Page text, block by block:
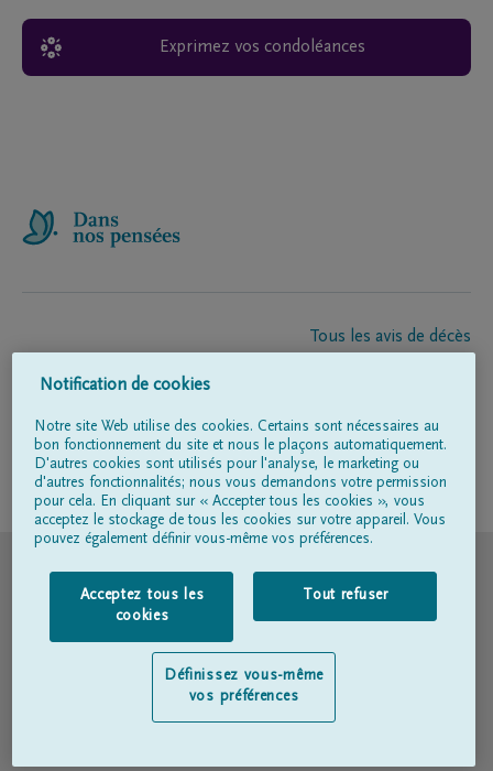
Exprimez vos condoléances
Tous les avis de décès
Entrepreneur de pompes funèbres
Suivez-nous sur
Conditions d'utilisation
Déclaration relative à la vie privée
Déclaration d’accessibilité
Notification de cookies
Notre site Web utilise des cookies. Certains sont nécessaires au
bon fonctionnement du site et nous le plaçons automatiquement.
D'autres cookies sont utilisés pour l'analyse, le marketing ou
d'autres fonctionnalités; nous vous demandons votre permission
pour cela. En cliquant sur « Accepter tous les cookies », vous
acceptez le stockage de tous les cookies sur votre appareil. Vous
pouvez également définir vous-même vos préférences.
Acceptez tous les
cookies
Tout refuser
Définissez vous-même
vos préférences